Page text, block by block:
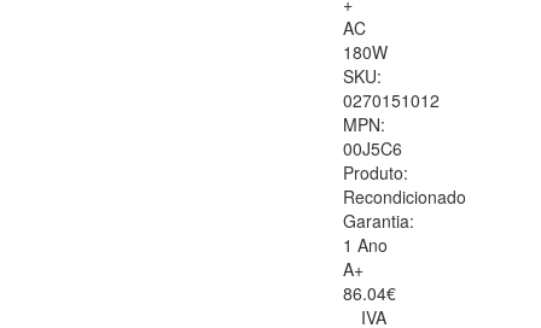
AC
180W
SKU:
0270151012
MPN:
00J5C6
Produto:
Recondicionado
Garantia:
1 Ano
A+
86.04€
IVA